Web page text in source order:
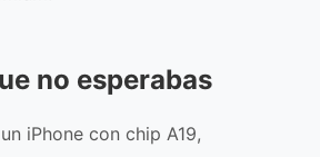
no esperabas
iPhone con chip A19,